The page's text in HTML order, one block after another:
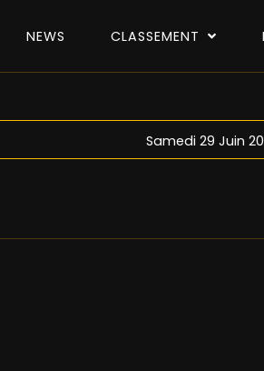
NEWS CLASSEMENT
Samedi 29 Juin